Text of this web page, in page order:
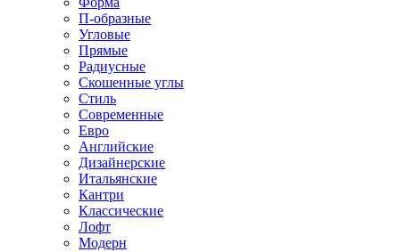
П-образные
Угловые
Прямые
Радиусные
Скошенные углы
Стиль
Современные
Евро
Английские
Дизайнерские
Итальянские
Кантри
Классические
Лофт
Модерн